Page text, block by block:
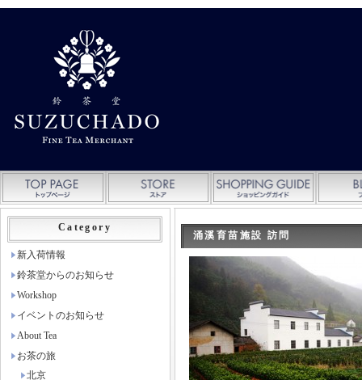
涌溪育苗施設 訪問
Category
新入荷情報
鈴茶堂からのお知らせ
Workshop
イベントのお知らせ
About Tea
お茶の旅
北京